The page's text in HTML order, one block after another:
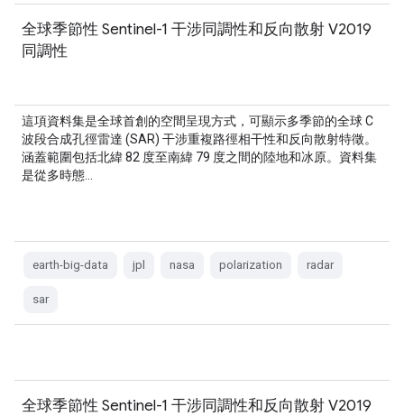
全球季節性 Sentinel-1 干涉同調性和反向散射 V2019
同調性
這項資料集是全球首創的空間呈現方式，可顯示多季節的全球 C
波段合成孔徑雷達 (SAR) 干涉重複路徑相干性和反向散射特徵。
涵蓋範圍包括北緯 82 度至南緯 79 度之間的陸地和冰原。資料集
是從多時態…
earth-big-data jpl nasa polarization radar
sar
全球季節性 Sentinel-1 干涉同調性和反向散射 V2019